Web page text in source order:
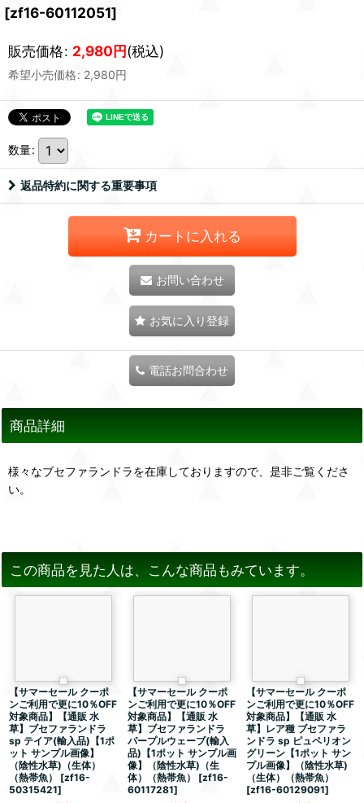
[zf16-60112051]
販売価格: 2,980円(税込)
希望小売価格: 2,980円
数量:
返品特約に関する重要事項
カートに入れる
お問い合わせ
お気に入り登録
電話お問合わせ
商品詳細
様々なブセファランドラを在庫しておりますので、是非ご覧くださ
い。
この商品を見た人は、こんな商品もみています。
【サマーセール クーポ
ンご利用で更に10％OFF
対象商品】【通販 水
草】ブセファランドラ
sp テイア(輸入品)【1ポ
ット サンプル画像】
（陰性水草)（生体）
（熱帯魚）
[zf16-
50315421]
【サマーセール クーポ
ンご利用で更に10％OFF
対象商品】【通販 水
草】ブセファランドラ
パープルウェーブ(輸入
品)【1ポット サンプル画
像】（陰性水草)（生
体）（熱帯魚）
[zf16-
60117281]
【サマーセール クーポ
ンご利用で更に10％OFF
対象商品】【通販 水
草】レア種 ブセファラ
ンドラ sp ピュペリオン
グリーン【1ポット サン
プル画像】（陰性水草)
（生体）（熱帯魚）
[zf16-60129091]